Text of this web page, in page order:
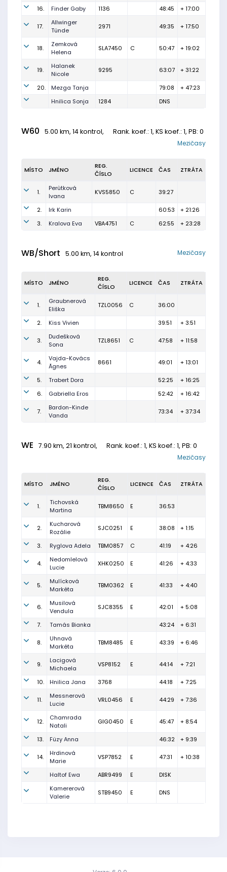
16. Finder Gaby 1136 48:45 + 17:00
17.
Allwinger
Tünde
2971 49:35 + 17:50
18.
Zemková
Helena
SLA7450 C 50:47 + 19:02
19.
Halanek
Nicole
9295 63:07 + 31:22
20. Mezga Tanja 79:08
+ 47:23
Hnilica Sonja
1284 DNS
W60 5.00 km, 14 kontrol, Rank. koef.: 1, KS koef.: 1, PB: 0
Mezičasy
MÍSTO JMÉNO
REG.
ČÍSLO
LICENCE ČAS ZTRÁTA
1.
Perùtková
Ivana
KVS5850 C 39:27
2. Irk Karin 60:53
+ 21:26
3.
Kralova Eva VBA4751 C 62:55 + 23:28
WB/Short 5.00 km, 14 kontrol Mezičasy
MÍSTO JMÉNO
REG.
ČÍSLO
LICENCE ČAS ZTRÁTA
1.
Graubnerová
Eliška
TZL0056 C 36:00
2. Kiss Vivien 39:51 + 3:51
3.
Dudešková
Sona
TZL8651 C 47:58 + 11:58
4.
Vajda-Kovács
Ãgnes
8661 49:01 + 13:01
5. Trabert Dora 52:25
+ 16:25
6.
Gabriella Eros 52:42 + 16:42
7.
Bardon-Kinde
Vanda
73:34 + 37:34
WE 7.90 km, 21 kontrol, Rank. koef.: 1, KS koef.: 1, PB: 0
Mezičasy
MÍSTO JMÉNO
REG.
ČÍSLO
LICENCE ČAS ZTRÁTA
1.
Tichovská
Martina
TBM8650 E 36:53
2.
Kucharová
Rozálie
SJC0251 E 38:08 + 1:15
3. Ryglova Adela TBM0857 C 41:19 + 4:26
4.
Nedomlelová
Lucie
XHK0250 E 41:26 + 4:33
5.
Mulícková
Markéta
TBM0362 E 41:33 + 4:40
6.
Musilová
Vendula
SJC8355 E 42:01 + 5:08
7. Tamás Bianka 43:24 + 6:31
8.
Uhnavá
Markéta
TBM8485 E 43:39 + 6:46
9.
Lacigová
Michaela
VSP8152 E 44:14 + 7:21
10. Hnilica Jana 3768 44:18 + 7:25
11.
Messnerová
Lucie
VRL0456 E 44:29 + 7:36
12.
Chamrada
Natali
GIG0450 E 45:47 + 8:54
13. Füzy Anna 46:32 + 9:39
14.
Hrdinová
Marie
VSP7852 E 47:31 + 10:38
Haltof Ewa ABR9499 E
DISK
Kamererová
Valerie
STB9450 E DNS